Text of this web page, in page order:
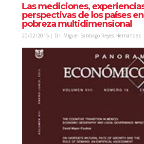
Las mediciones,
perspectivas de los países
pobreza multidimensional
20/02/2015 | Dr. Miguel Santiago Reyes Hernández